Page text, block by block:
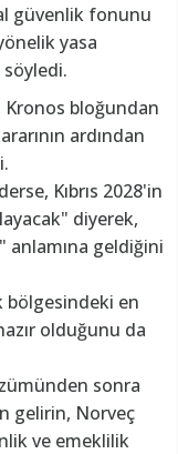
güvenlik fonunu
yasa
söyledi.
Kronos bloğundan
ardından
Kıbrıs 2028'in
diyerek,
anlamına geldiğini
bölgesindeki en
olduğunu da
sonra
gelirin, Norveç
ve emeklilik